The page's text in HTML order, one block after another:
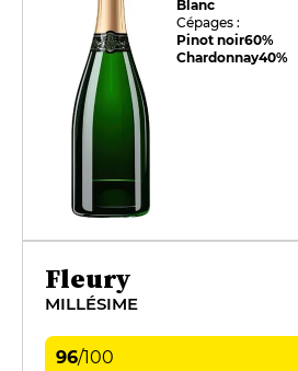
Blanc
Cépages :
Pinot noir60%
Chardonnay40%
Fleury
MILLÉSIME
96/100